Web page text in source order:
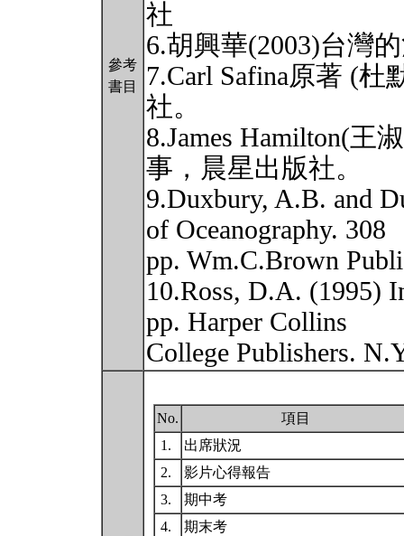
參考
書目
社
6.胡興華(2003)台灣
7.Carl Safina原著 (
社。
8.James Hamilton(王
事，晨星出版社。
9.Duxbury, A.B. and
of Oceanography. 308
pp. Wm.C.Brown
10.Ross, D.A. (1995)
pp. Harper Collins
College Publishers.
No.
項目
1.
出席狀況
2.
影片心得報告
3.
期中考
4.
期末考